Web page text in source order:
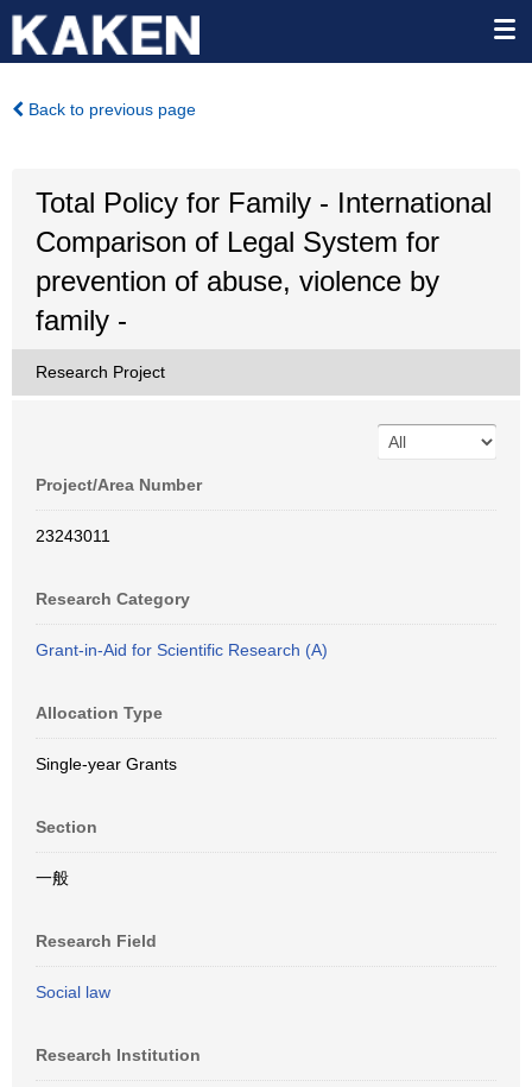
Back to previous page
Total Policy for Family - International
Comparison of Legal System for
prevention of abuse, violence by
family -
Research Project
Project/Area Number
23243011
Research Category
Grant-in-Aid for Scientific Research (A)
Allocation Type
Single-year Grants
Section
一般
Research Field
Social law
Research Institution